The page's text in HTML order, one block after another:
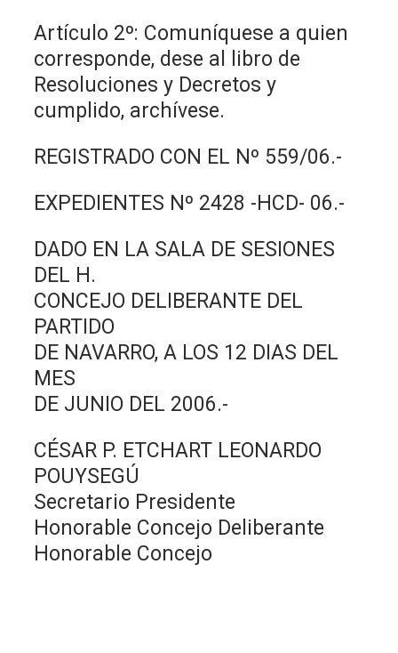
Artículo 2º: Comuníquese a quien
corresponde, dese al libro de
Resoluciones y Decretos y
cumplido, archívese.
REGISTRADO CON EL Nº 559/06.-
EXPEDIENTES Nº 2428 -HCD- 06.-
DADO EN LA SALA DE SESIONES
DEL H.
CONCEJO DELIBERANTE DEL
PARTIDO
DE NAVARRO, A LOS 12 DIAS DEL
MES
DE JUNIO DEL 2006.-
CÉSAR P. ETCHART LEONARDO
POUYSEGÚ
Secretario Presidente
Honorable Concejo Deliberante
Honorable Concejo